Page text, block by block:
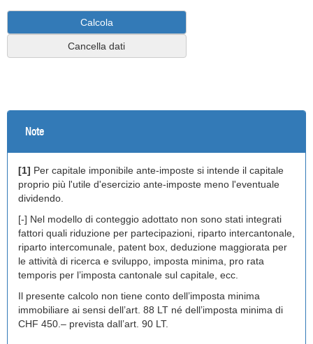
Calcola
Cancella dati
Note
[1] Per capitale imponibile ante-imposte si intende il capitale
proprio più l'utile d'esercizio ante-imposte meno l'eventuale
dividendo.
[-] Nel modello di conteggio adottato non sono stati integrati
fattori quali riduzione per partecipazioni, riparto intercantonale,
riparto intercomunale, patent box, deduzione maggiorata per
le attività di ricerca e sviluppo, imposta minima, pro rata
temporis per l’imposta cantonale sul capitale, ecc.
Il presente calcolo non tiene conto dell’imposta minima
immobiliare ai sensi dell’art. 88 LT né dell’imposta minima di
CHF 450.– prevista dall’art. 90 LT.